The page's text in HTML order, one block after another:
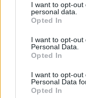
I want to opt-
personal data.
Opted In
I want to opt-out
Personal Data.
Opted In
I want to opt-
Personal Data
Opted In
εκκρεμότητα
ηλεκτρονική
το
δήλωσής τους
οι αρμόδιες
αποφάσεων. Σε
υπηρεσία θα